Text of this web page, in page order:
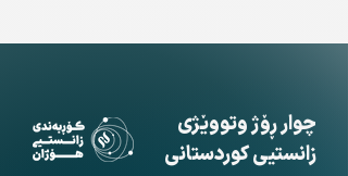
چوار ڕۆژ وتووێژی
زانستیی کوردستانی